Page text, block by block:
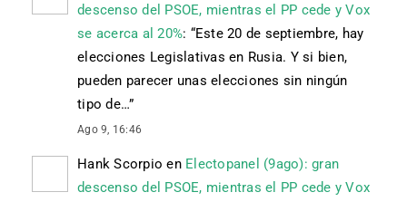
descenso del PSOE, mientras el PP cede y Vox
se acerca al 20%: “Este 20 de septiembre, hay
elecciones Legislativas en Rusia. Y si bien,
pueden parecer unas elecciones sin ningún
tipo de…”
Ago 9, 16:46
Hank Scorpio en Electopanel (9ago): gran
descenso del PSOE, mientras el PP cede y Vox